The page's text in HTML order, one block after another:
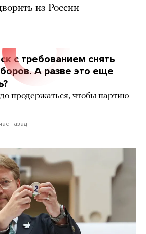
из России
с требованием снять
А разве это еще
продержаться, чтобы партию
назад